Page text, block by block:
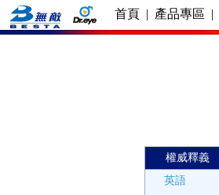
首頁 | 產品專區 |
權威釋義
英語